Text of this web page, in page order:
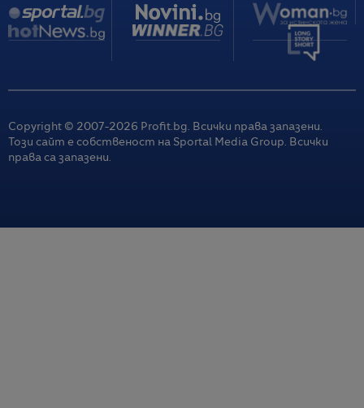
Copyright © 2007-2026 Profit.bg. Всички права запазени.
Този сайт е собственост на Sportal Media Group. Всички
права са запазени.